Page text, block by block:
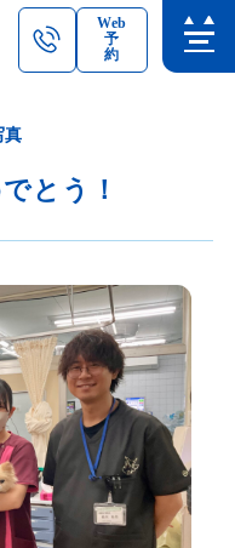
Web
予
約
真
とう！